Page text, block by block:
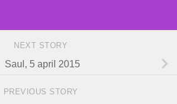
NEXT STORY
Saul, 5 april 2015
PREVIOUS STORY